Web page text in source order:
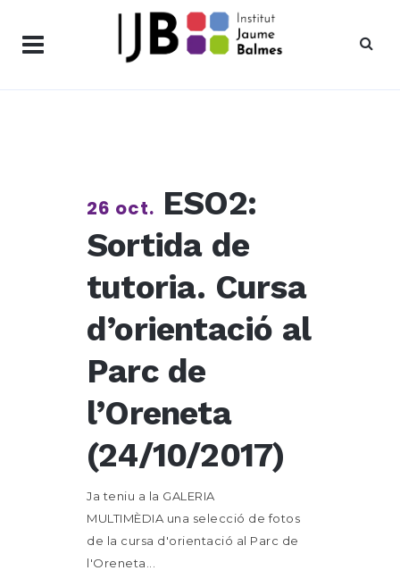
26 oct. ESO2:
Sortida de
tutoria. Cursa
d’orientació al
Parc de
l’Oreneta
(24/10/2017)
Ja teniu a la GALERIA
MULTIMÈDIA una selecció de fotos
de la cursa d'orientació al Parc de
l'Oreneta...